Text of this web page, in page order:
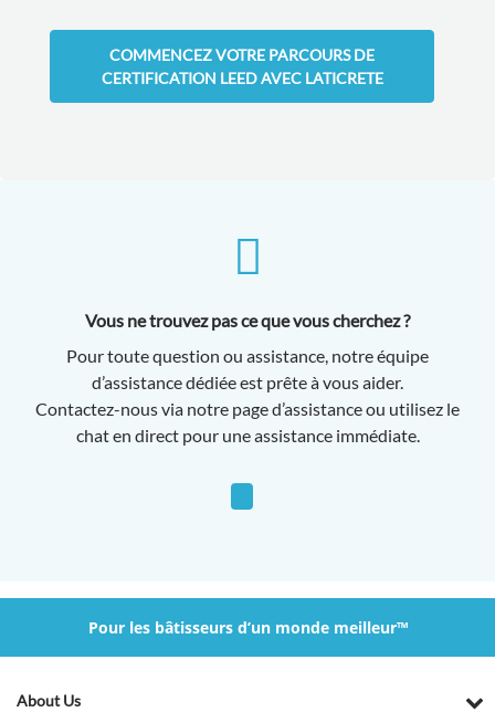
COMMENCEZ VOTRE PARCOURS DE
CERTIFICATION LEED AVEC LATICRETE
Vous ne trouvez pas ce que vous cherchez ?
Pour toute question ou assistance, notre équipe
d’assistance dédiée est prête à vous aider.
Contactez-nous via notre page d’assistance ou utilisez le
chat en direct pour une assistance immédiate.
Pour les bâtisseurs d’un monde meilleur™
About Us